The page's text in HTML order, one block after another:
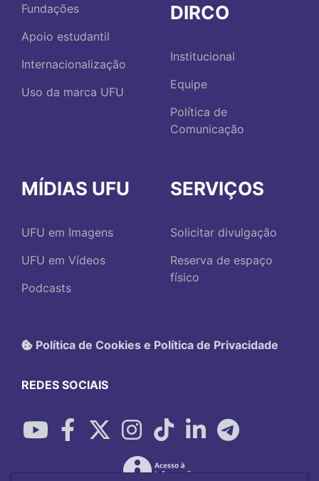
Fundações
Apoio estudantil
Internacionalização
Uso da marca UFU
DIRCO
Institucional
Equipe
Política de
Comunicação
MÍDIAS UFU
UFU em Imagens
UFU em Vídeos
Podcasts
SERVIÇOS
Solicitar divulgação
Reserva de espaço
físico
Política de Cookies e Política de Privacidade
REDES SOCIAIS